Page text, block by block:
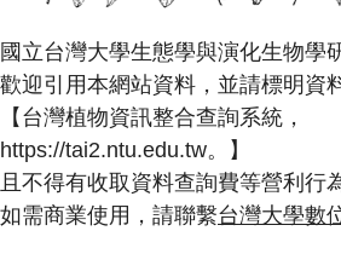
國立台灣大學生態學與演化生物學
歡迎引用本網站資料，並請標明資
【台灣植物資訊整合查詢系統，
https://tai2.ntu.edu.tw。】
且不得有收取資料查詢費等營利行
如需商業使用，請聯繫台灣大學數